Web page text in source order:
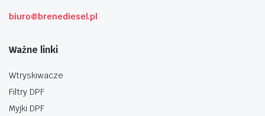
biuro@brenediesel.pl
Ważne linki
Wtryskiwacze
Filtry DPF
Myjki DPF